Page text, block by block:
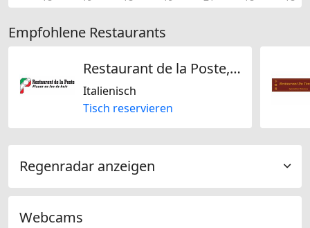
Empfohlene Restaurants
Restaurant de la Poste, Gutaj & Cie
Italienisch
Tisch reservieren
Regenradar anzeigen
Webcams